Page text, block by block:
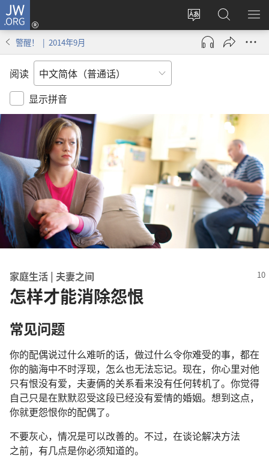
JW.ORG
更
改
网
登
录
（打
搜
索
JW.ORG
显
警醒！ | 2014年9月
阅读
显示拼音
家庭生活 | 夫妻之间
怎样才能消除怨恨
常见问题
你的配偶说过什么难听的话， 做过什么令你难受的事， 都在
你的脑海中不时浮现， 怎么也无法忘记。 现在， 你心里对他
只有恨没有爱， 夫妻俩的关系看来没有任何转机了。 你觉得
自己只是在默默忍受这段已经没有爱情的婚姻。 想到这点，
你就更怨恨你的配偶了。
不要灰心， 情况是可以改善的。 不过， 在谈论解决方法
之前， 有几点是你必须知道的。